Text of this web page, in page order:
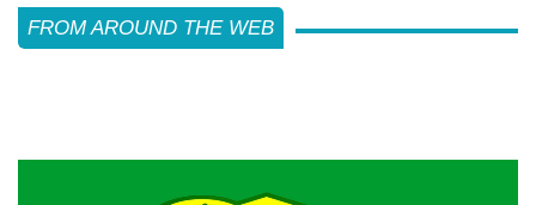
FROM AROUND THE WEB